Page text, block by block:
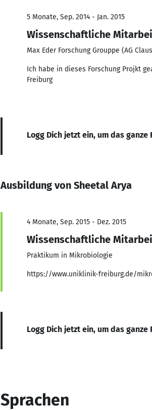
5 Monate, Sep. 2014 - Jan. 2015
Wissenschaftliche
Max Eder Forschung Grouppe (AG
Ich habe in dieses Forschung Projkt
Freiburg
Logg Dich jetzt ein, um das ganze
Ausbildung von Sheetal Arya
4 Monate, Sep. 2015 - Dez. 2015
Wissenschaftliche
Praktikum in Mikrobiologie
https://www.uniklinik-freiburg.de/
Logg Dich jetzt ein, um das ganze
Sprachen